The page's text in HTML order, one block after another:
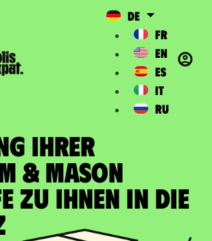
DE
FR
EN
ES
IT
RU
IHRER
& MASON
zu Ihnen in die